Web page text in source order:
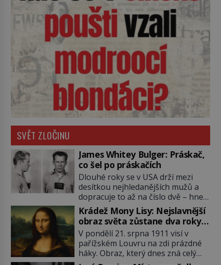
SVĚT ZLOČINU
James Whitey Bulger: Práskač,
co šel po práskačích
Dlouhé roky se v USA drží mezi
desítkou nejhledanějších mužů a
dopracuje to až na číslo dvě – hned
po Usámovi bin Ládinovi (1957–
2011). To je James „Whitey“ Bulger
(1929–2018) viněný ze spoluúčasti
na 19 vraždách, vydírání a lichvy. A
samozřejmě, krom toho je ještě
drogový dealer, který neváhá
Krádež Mony Lisy: Nejslavnější
obraz světa zůstane dva roky
nezvěstný
V pondělí 21. srpna 1911 visí v
pařížském Louvru na zdi prázdné
háky. Obraz, který dnes zná celý